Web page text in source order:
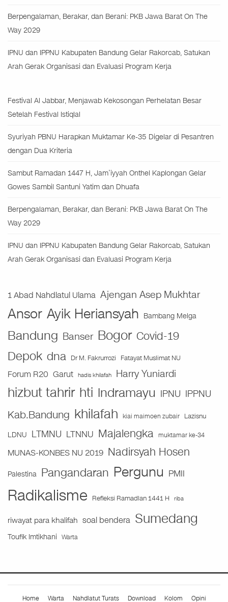
Berpengalaman, Berakar, dan Berani: PKB Jawa Barat On The
Way 2029
IPNU dan IPPNU Kabupaten Bandung Gelar Rakorcab, Satukan
Arah Gerak Organisasi dan Evaluasi Program Kerja
Festival Al Jabbar, Menjawab Kekosongan Perhelatan Besar
Setelah Festival Istiqlal
Syuriyah PBNU Harapkan Muktamar Ke-35 Digelar di Pesantren
dengan Dua Kriteria
Sambut Ramadan 1447 H, Jam’iyyah Onthel Kaplongan Gelar
Gowes Sambil Santuni Yatim dan Dhuafa
Berpengalaman, Berakar, dan Berani: PKB Jawa Barat On The
Way 2029
IPNU dan IPPNU Kabupaten Bandung Gelar Rakorcab, Satukan
Arah Gerak Organisasi dan Evaluasi Program Kerja
1 Abad Nahdlatul Ulama Ajengan Asep Mukhtar
Ansor Ayik Heriansyah Bambang Melga
Bandung Banser Bogor Covid-19
Depok dna Dr M. Fakrurrozi Fatayat Muslimat NU
Forum R20 Garut hadis khilafah Harry Yuniardi
hizbut tahrir hti Indramayu IPNU IPPNU
Kab.Bandung khilafah kiai maimoen zubair
Lazisnu
LDNU LTMNU LTNNU Majalengka muktamar ke-34
MUNAS-KONBES NU 2019 Nadirsyah Hosen
Palestina Pangandaran Pergunu PMII
Radikalisme Refleksi Ramadlan 1441 H riba
riwayat para khalifah soal bendera Sumedang
Toufik Imtikhani Warta
Home Warta Nahdlatut Turats Download Kolom Opini